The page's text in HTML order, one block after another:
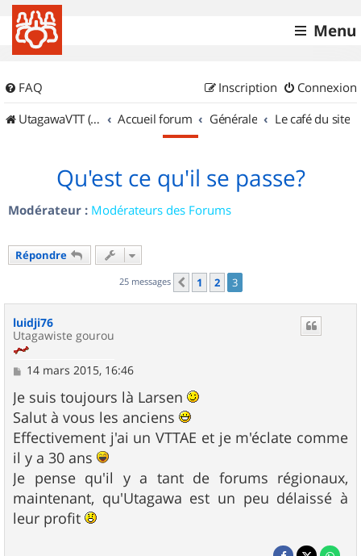
Menu
FAQ Connexion
Inscription
UtagawaVTT (Randos VTT et VTTAE avec traces GPS)
Accueil forum Générale Le café du site
Qu'est ce qu'il se passe?
Modérateur : Modérateurs des Forums
Répondre
25 messages Précédent
1 2 3
luidji76
Utagawiste gourou
M
s
s
a
g
e
14 mars 2015, 16:46
Je suis toujours là Larsen
Salut à vous les anciens
Effectivement j'ai un VTTAE et je m'éclate comme
il y a 30 ans
Je pense qu'il y a tant de forums régionaux,
maintenant, qu'Utagawa est un peu délaissé à
leur profit